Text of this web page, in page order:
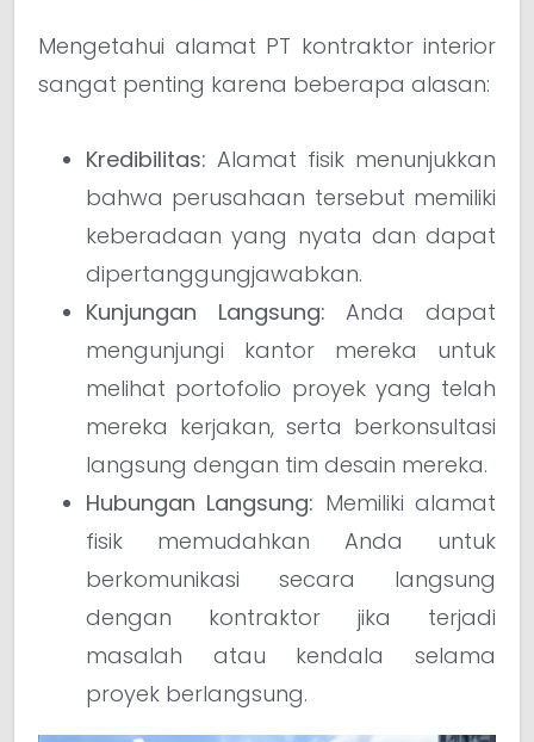
Mengetahui alamat PT kontraktor interior
sangat penting karena beberapa alasan:
Kredibilitas: Alamat fisik menunjukkan
bahwa perusahaan tersebut memiliki
keberadaan yang nyata dan dapat
dipertanggungjawabkan.
Kunjungan Langsung: Anda dapat
mengunjungi kantor mereka untuk
melihat portofolio proyek yang telah
mereka kerjakan, serta berkonsultasi
langsung dengan tim desain mereka.
Hubungan Langsung: Memiliki alamat
fisik memudahkan Anda untuk
berkomunikasi secara langsung
dengan kontraktor jika terjadi
masalah atau kendala selama
proyek berlangsung.